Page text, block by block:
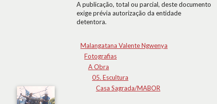
A publicação, total ou parcial, deste documento
exige prévia autorização da entidade
detentora.
Malangatana Valente Ngwenya
Fotografias
A Obra
05. Escultura
Casa Sagrada/MABOR